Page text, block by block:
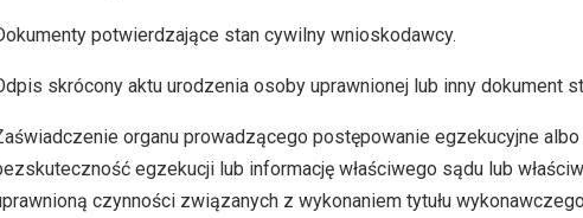
potwierdzające stan cywilny wnioskodawcy.
skrócony aktu urodzenia osoby uprawnionej lub inny dokument
organu prowadzącego postępowanie egzekucyjne
egzekucji lub informację właściwego sądu lub
czynności związanych z wykonaniem tytułu